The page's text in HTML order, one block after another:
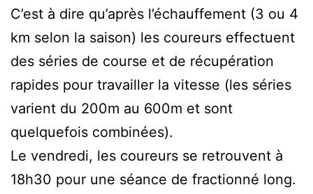
C’est à dire qu’après l’échauffement (3 ou 4
km selon la saison) les coureurs effectuent
des séries de course et de récupération
rapides pour travailler la vitesse (les séries
varient du 200m au 600m et sont
quelquefois combinées).
Le vendredi, les coureurs se retrouvent à
18h30 pour une séance de fractionné long.